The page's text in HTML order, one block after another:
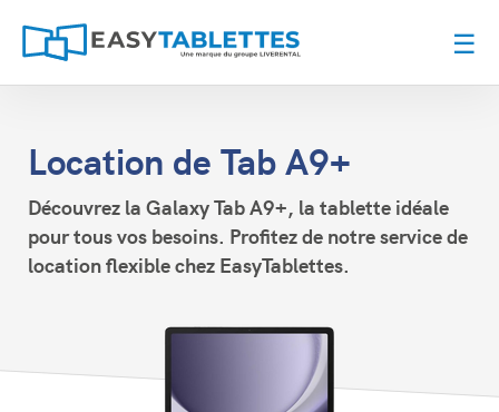
☰
Location de Tab A9+
Découvrez la Galaxy Tab A9+, la tablette idéale
pour tous vos besoins. Profitez de notre service de
location flexible chez EasyTablettes.